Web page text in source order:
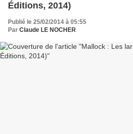
Éditions, 2014)
Publié le 25/02/2014 à 05:55
Par Claude LE NOCHER